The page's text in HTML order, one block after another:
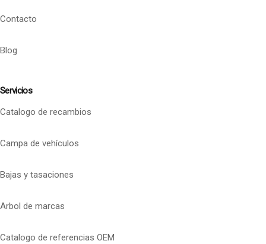
Contacto
Blog
Servicios
Catalogo de recambios
Campa de vehículos
Bajas y tasaciones
Arbol de marcas
Catalogo de referencias OEM